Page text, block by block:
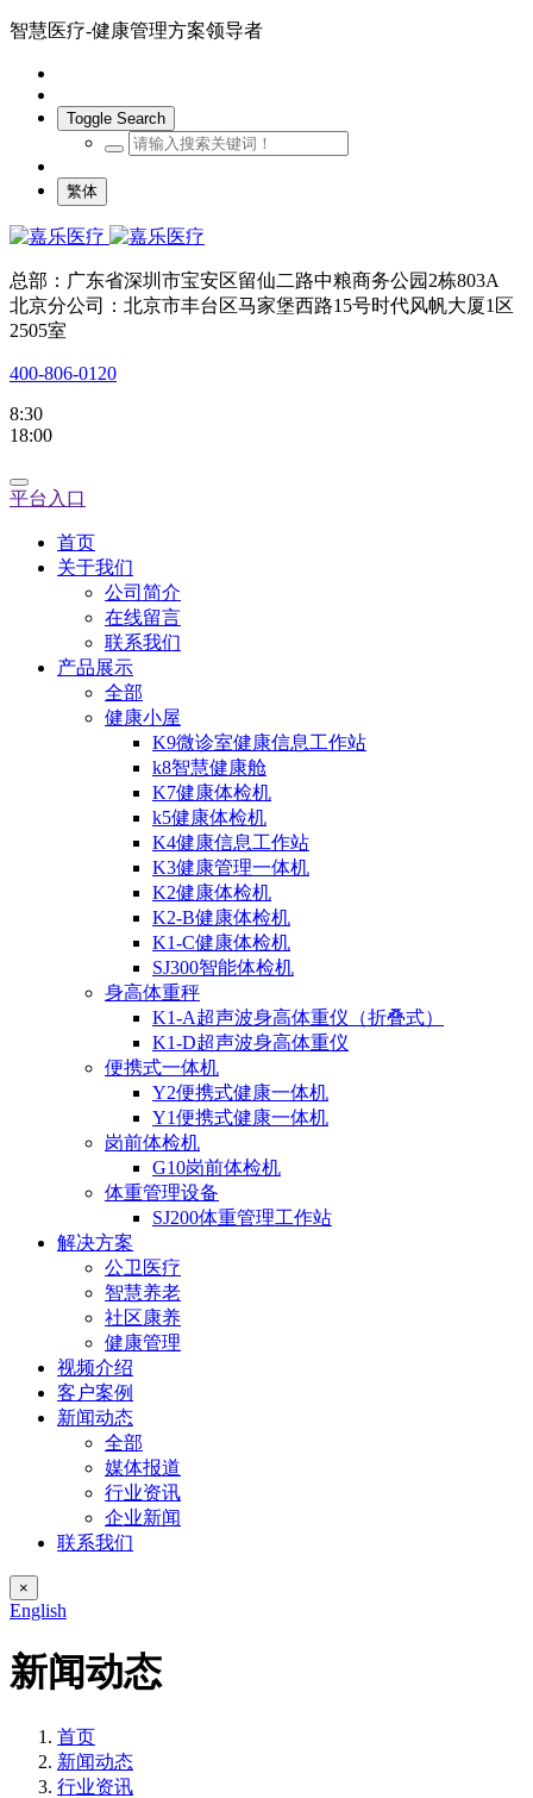
智慧医疗-健康管理方案领导者
Toggle Search
繁体
总部：广东省深圳市宝安区留仙二路中粮商务公园2栋803A
北京分公司：北京市丰台区马家堡西路15号时代风帆大厦1区
2505室
400-806-0120
8:30
18:00
平台入口
首页
关于我们
公司简介
在线留言
联系我们
产品展示
全部
健康小屋
K9微诊室健康信息工作站
k8智慧健康舱
K7健康体检机
k5健康体检机
K4健康信息工作站
K3健康管理一体机
K2健康体检机
K2-B健康体检机
K1-C健康体检机
SJ300智能体检机
身高体重秤
K1-A超声波身高体重仪（折叠式）
K1-D超声波身高体重仪
便携式一体机
Y2便携式健康一体机
Y1便携式健康一体机
岗前体检机
G10岗前体检机
体重管理设备
SJ200体重管理工作站
解决方案
公卫医疗
智慧养老
社区康养
健康管理
视频介绍
客户案例
新闻动态
全部
媒体报道
行业资讯
企业新闻
联系我们
×
English
新闻动态
首页
新闻动态
行业资讯